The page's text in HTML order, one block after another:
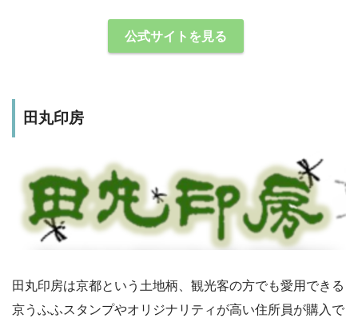
公式サイトを見る
田丸印房
田丸印房は京都という土地柄、観光客の方でも愛用できる
京うふふスタンプやオリジナリティが高い住所員が購入で